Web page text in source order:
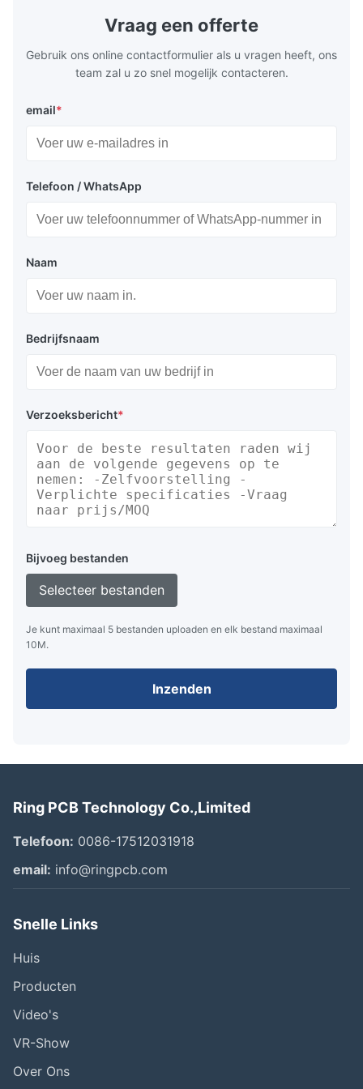
providing the necessary power for various
electronic devices and systems. 2.Features
Vraag een offerte
Gebruik ons online contactformulier als u vragen heeft, ons
team zal u zo snel mogelijk contacteren.
email*
Telefoon / WhatsApp
Naam
Bedrijfsnaam
Verzoeksbericht*
Bijvoeg bestanden
Selecteer bestanden
Je kunt maximaal 5 bestanden uploaden en elk bestand maximaal
10M.
Inzenden
Ring PCB Technology Co.,Limited
Telefoon: 0086-17512031918
email: info@ringpcb.com
Snelle Links
Huis
Producten
Video's
VR-Show
Over Ons